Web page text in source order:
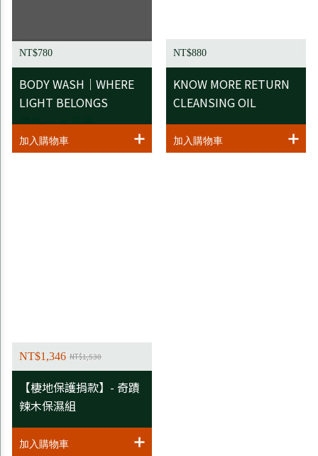
NT$780
BODY WASH｜WHERE
LIGHT BELONGS
果香 × 木質調
NT$880
KNOW MORE RETURN
CLEANSING OIL
NT$1,346 NT$1,530
【棲地保護捐款】- 奇蹟
辣木保濕組